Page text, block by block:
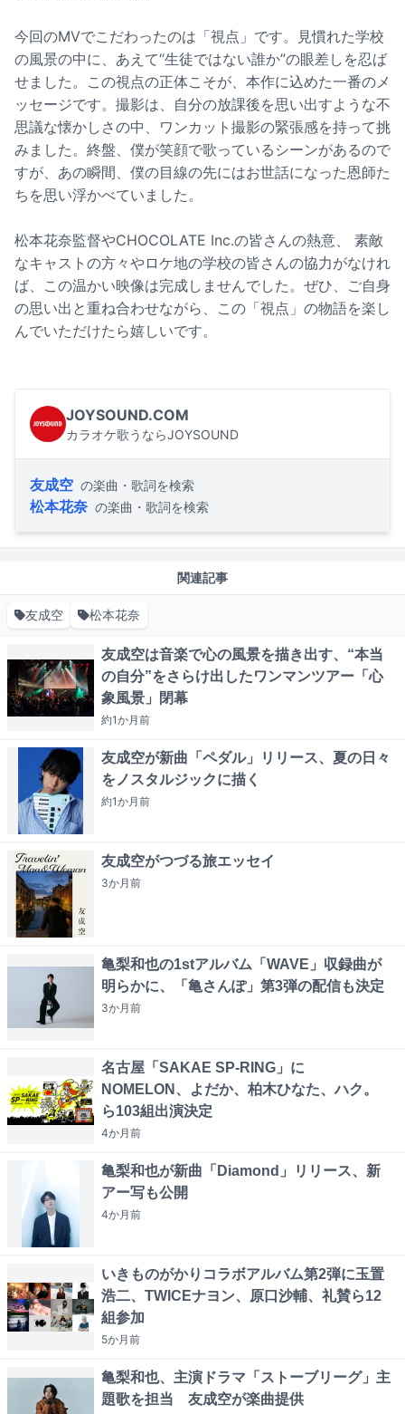
今回のMVでこだわったのは「視点」です。見慣れた学校
の風景の中に、あえて“生徒ではない誰か”の眼差しを忍ば
せました。この視点の正体こそが、本作に込めた一番のメ
ッセージです。撮影は、自分の放課後を思い出すような不
思議な懐かしさの中、ワンカット撮影の緊張感を持って挑
みました。終盤、僕が笑顔で歌っているシーンがあるので
すが、あの瞬間、僕の目線の先にはお世話になった恩師た
ちを思い浮かべていました。
松本花奈監督やCHOCOLATE Inc.の皆さんの熱意、 素敵
なキャストの方々やロケ地の学校の皆さんの協力がなけれ
ば、この温かい映像は完成しませんでした。ぜひ、ご自身
の思い出と重ね合わせながら、この「視点」の物語を楽し
んでいただけたら嬉しいです。
JOYSOUND.COM
カラオケ歌うならJOYSOUND
友成空 の楽曲・歌詞を検索
松本花奈 の楽曲・歌詞を検索
関連記事
友成空 松本花奈
友成空は音楽で心の風景を描き出す、“本当
の自分”をさらけ出したワンマンツアー「心
象風景」閉幕
約1か月前
友成空が新曲「ペダル」リリース、夏の日々
をノスタルジックに描く
約1か月前
友成空がつづる旅エッセイ
3か月前
亀梨和也の1stアルバム「WAVE」収録曲が
明らかに、「亀さんぽ」第3弾の配信も決定
3か月前
名古屋「SAKAE SP-RING」に
NOMELON、よだか、柏木ひなた、ハク。
ら103組出演決定
4か月前
亀梨和也が新曲「Diamond」リリース、新
アー写も公開
4か月前
いきものがかりコラボアルバム第2弾に玉置
浩二、TWICEナヨン、原口沙輔、礼賛ら12
組参加
5か月前
亀梨和也、主演ドラマ「ストーブリーグ」主
題歌を担当 友成空が楽曲提供